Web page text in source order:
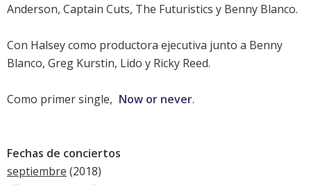
Anderson, Captain Cuts, The Futuristics y Benny Blanco.
Con Halsey como productora ejecutiva junto a Benny
Blanco, Greg Kurstin, Lido y Ricky Reed.
Como primer single, Now or never.
Fechas de conciertos
septiembre (2018)